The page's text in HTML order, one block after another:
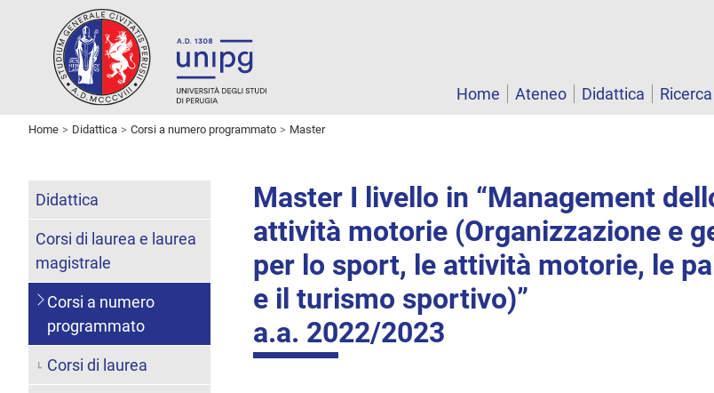
Home
Ateneo Didattica Ricerca
Home Didattica Corsi a numero programmato Master
Master I livello in “Management
attività motorie (Organizzazione e
per lo sport, le attività motorie, le
e il turismo sportivo)”
a.a. 2022/2023
Didattica
Corsi di laurea e laurea
magistrale
Corsi a numero
programmato
Corsi di laurea